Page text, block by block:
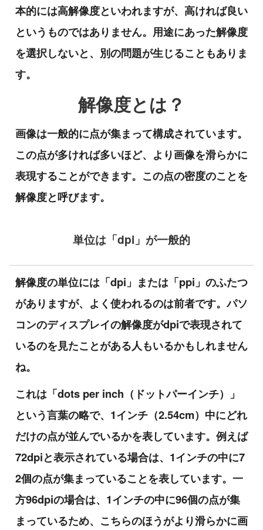
本的には高解像度といわれますが、高ければ良い
というものではありません。用途にあった解像度
を選択しないと、別の問題が生じることもありま
す。
解像度とは？
画像は一般的に点が集まって構成されています。
この点が多ければ多いほど、より画像を滑らかに
表現することができます。この点の密度のことを
解像度と呼びます。
単位は「dpi」が一般的
解像度の単位には「dpi」または「ppi」のふたつ
がありますが、よく使われるのは前者です。パソ
コンのディスプレイの解像度がdpiで表現されて
いるのを見たことがある人もいるかもしれません
ね。
これは「dots per inch（ドットパーインチ）」
という言葉の略で、1インチ（2.54cm）中にどれ
だけの点が並んでいるかを表しています。例えば
72dpiと表示されている場合は、1インチの中に7
2個の点が集まっていることを表しています。一
方96dpiの場合は、1インチの中に96個の点が集
まっているため、こちらのほうがより滑らかに画